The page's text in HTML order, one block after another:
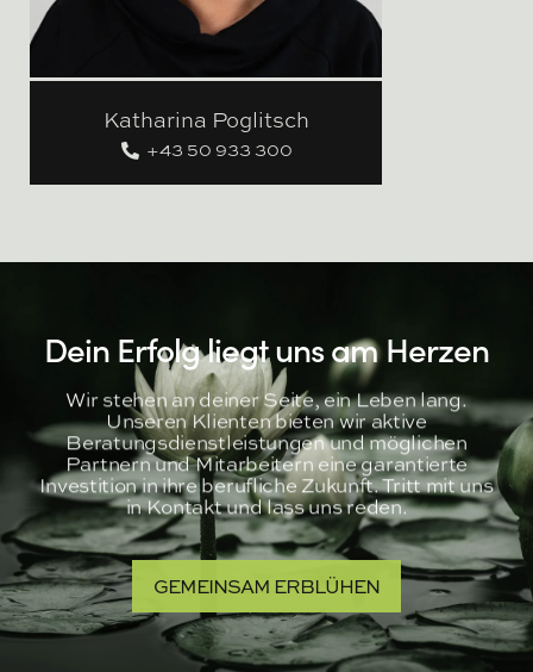
Katharina Poglitsch
+43 50 933 300
Dein Erfolg liegt uns am Herzen
Wir stehen an deiner Seite, ein Leben lang.
Unseren Klienten bieten wir aktive
Beratungsdienstleistungen und möglichen
Partnern und Mitarbeitern eine garantierte
Investition in ihre berufliche Zukunft. Tritt mit uns
in Kontakt und lass uns reden.
GEMEINSAM ERBLÜHEN